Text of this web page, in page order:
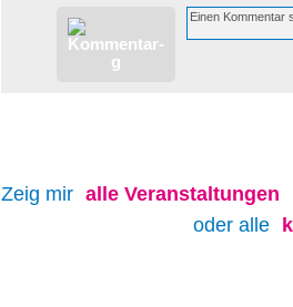
Zeig mir alle Veranstaltungen
oder alle